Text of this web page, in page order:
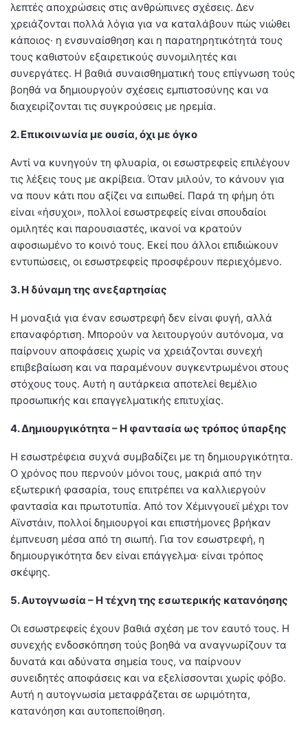
λεπτές αποχρώσεις στις ανθρώπινες σχέσεις. Δεν
χρειάζονται πολλά λόγια για να καταλάβουν πώς νιώθει
κάποιος· η ενσυναίσθηση και η παρατηρητικότητά τους
τους καθιστούν εξαιρετικούς συνομιλητές και
συνεργάτες. Η βαθιά συναισθηματική τους επίγνωση τούς
βοηθά να δημιουργούν σχέσεις εμπιστοσύνης και να
διαχειρίζονται τις συγκρούσεις με ηρεμία.
2. Επικοινωνία με ουσία, όχι με όγκο
Αντί να κυνηγούν τη φλυαρία, οι εσωστρεφείς επιλέγουν
τις λέξεις τους με ακρίβεια. Όταν μιλούν, το κάνουν για
να πουν κάτι που αξίζει να ειπωθεί. Παρά τη φήμη ότι
είναι «ήσυχοι», πολλοί εσωστρεφείς είναι σπουδαίοι
ομιλητές και παρουσιαστές, ικανοί να κρατούν
αφοσιωμένο το κοινό τους. Εκεί που άλλοι επιδιώκουν
εντυπώσεις, οι εσωστρεφείς προσφέρουν περιεχόμενο.
3. Η δύναμη της ανεξαρτησίας
Η μοναξιά για έναν εσωστρεφή δεν είναι φυγή, αλλά
επαναφόρτιση. Μπορούν να λειτουργούν αυτόνομα, να
παίρνουν αποφάσεις χωρίς να χρειάζονται συνεχή
επιβεβαίωση και να παραμένουν συγκεντρωμένοι στους
στόχους τους. Αυτή η αυτάρκεια αποτελεί θεμέλιο
προσωπικής και επαγγελματικής επιτυχίας.
4. Δημιουργικότητα – Η φαντασία ως τρόπος ύπαρξης
Η εσωστρέφεια συχνά συμβαδίζει με τη δημιουργικότητα.
Ο χρόνος που περνούν μόνοι τους, μακριά από την
εξωτερική φασαρία, τους επιτρέπει να καλλιεργούν
φαντασία και πρωτοτυπία. Από τον Χέμινγουεϊ μέχρι τον
Αϊνστάιν, πολλοί δημιουργοί και επιστήμονες βρήκαν
έμπνευση μέσα από τη σιωπή. Για τον εσωστρεφή, η
δημιουργικότητα δεν είναι επάγγελμα· είναι τρόπος
σκέψης.
5. Αυτογνωσία – Η τέχνη της εσωτερικής κατανόησης
Οι εσωστρεφείς έχουν βαθιά σχέση με τον εαυτό τους. Η
συνεχής ενδοσκόπηση τούς βοηθά να αναγνωρίζουν τα
δυνατά και αδύνατα σημεία τους, να παίρνουν
συνειδητές αποφάσεις και να εξελίσσονται χωρίς φόβο.
Αυτή η αυτογνωσία μεταφράζεται σε ωριμότητα,
κατανόηση και αυτοπεποίθηση.